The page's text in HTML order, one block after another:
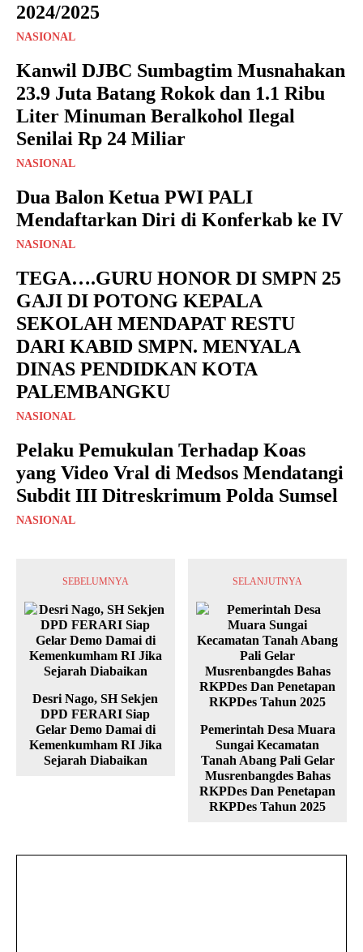
2024/2025
NASIONAL
Kanwil DJBC Sumbagtim Musnahakan
23.9 Juta Batang Rokok dan 1.1 Ribu
Liter Minuman Beralkohol Ilegal
Senilai Rp 24 Miliar
NASIONAL
Dua Balon Ketua PWI PALI
Mendaftarkan Diri di Konferkab ke IV
NASIONAL
TEGA….GURU HONOR DI SMPN 25
GAJI DI POTONG KEPALA
SEKOLAH MENDAPAT RESTU
DARI KABID SMPN. MENYALA
DINAS PENDIDKAN KOTA
PALEMBANGKU
NASIONAL
Pelaku Pemukulan Terhadap Koas
yang Video Vral di Medsos Mendatangi
Subdit III Ditreskrimum Polda Sumsel
NASIONAL
SEBELUMNYA
Desri Nago, SH Sekjen
DPD FERARI Siap
Gelar Demo Damai di
Kemenkumham RI Jika
Sejarah Diabaikan
SELANJUTNYA
Pemerintah Desa Muara
Sungai Kecamatan
Tanah Abang Pali Gelar
Musrenbangdes Bahas
RKPDes Dan Penetapan
RKPDes Tahun 2025